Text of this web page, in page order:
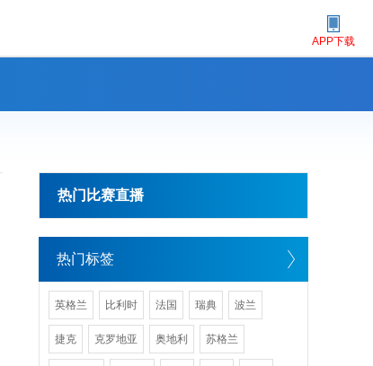
APP下载
热门比赛直播
热门标签
英格兰 比利时 法国 瑞典 波兰
捷克 克罗地亚 奥地利 苏格兰